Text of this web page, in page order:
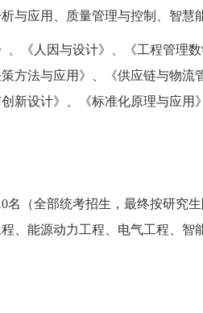
与应用、质量管理与控制、智慧
《人因与设计》、《工程管理
方法与应用》、《供应链与物流
新设计》、《标准化原理与应用
0名（全部统考招生，最终按研究
、能源动力工程、电气工程、智